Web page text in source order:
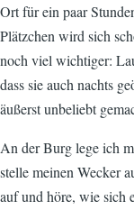
Ort für ein paar
Plätzchen wird sich
noch viel wichtiger:
dass sie auch nachts
äußerst unbeliebt
An der Burg lege ich
stelle meinen Wecker
auf und höre, wie sich